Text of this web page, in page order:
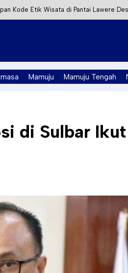
Kode Etik Wisata di Pantai Lawere
Ditangkap, Satu Lagi Kabur ke
Soroti Kejanggalan Kasus Tambang
Mamuju Mamuju Tengah
di Sulbar